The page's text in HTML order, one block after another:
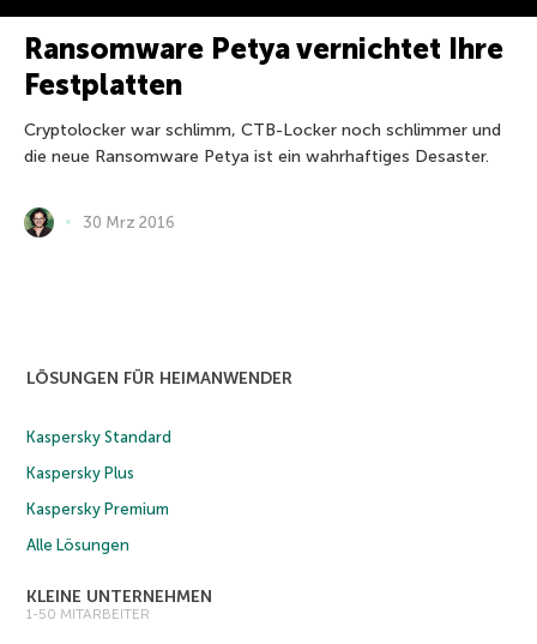
Ransomware Petya vernichtet Ihre
Festplatten
Cryptolocker war schlimm, CTB-Locker noch schlimmer und
die neue Ransomware Petya ist ein wahrhaftiges Desaster.
30 Mrz 2016
LÖSUNGEN FÜR HEIMANWENDER
Kaspersky Standard
Kaspersky Plus
Kaspersky Premium
Alle Lösungen
KLEINE UNTERNEHMEN
1-50 MITARBEITER